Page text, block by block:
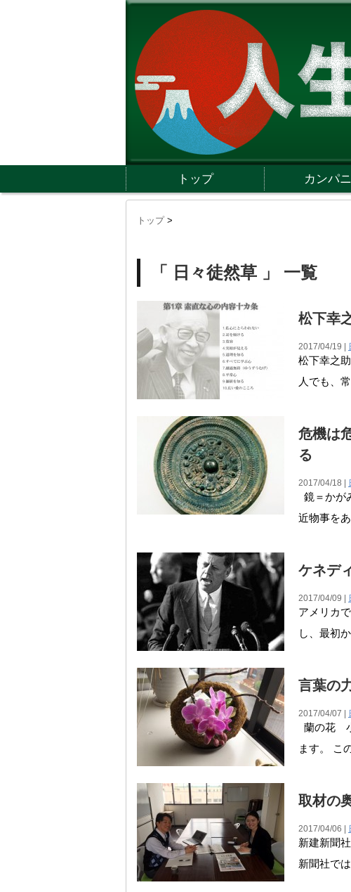
トップ カンパ
トップ >
「 日々徒然草 」 一覧
松下幸
2017/04/19 |
松下幸之
人でも、
危機は
る
2017/04/18 |
鏡＝かが
近物事を
ケネデ
2017/04/09 |
アメリカ
し、最初
言葉の
2017/04/07 |
蘭の花
ます。 こ
取材の
2017/04/06 |
新建新聞
新聞社で